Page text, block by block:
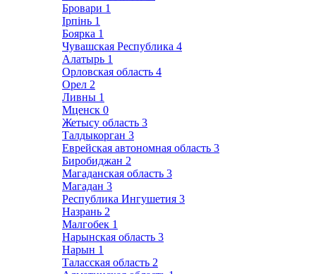
Бровари 1
Ірпінь 1
Боярка 1
Чувашская Республика 4
Алатырь 1
Орловская область 4
Орел 2
Ливны 1
Мценск 0
Жетысу область 3
Талдыкорган 3
Еврейская автономная область 3
Биробиджан 2
Магаданская область 3
Магадан 3
Республика Ингушетия 3
Назрань 2
Малгобек 1
Нарынская область 3
Нарын 1
Таласская область 2